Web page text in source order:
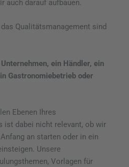
auch darauf aufbauen.
Qualitätsmanagement sind
ein Händler, ein
Gastronomiebetrieb oder
Ebenen Ihres
ist dabei nicht relevant, ob wir
an starten oder in ein
Unsere
Vorlagen für